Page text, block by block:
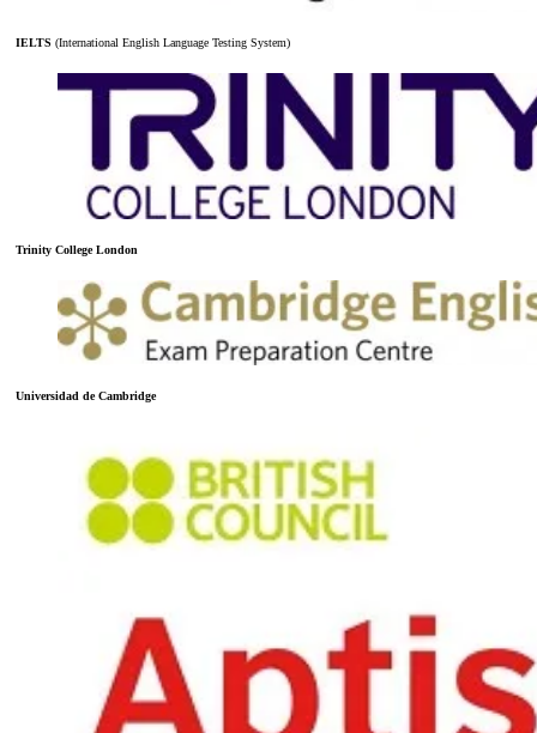
IELTS (International English Language Testing System)
Trinity College London
Universidad de Cambridge